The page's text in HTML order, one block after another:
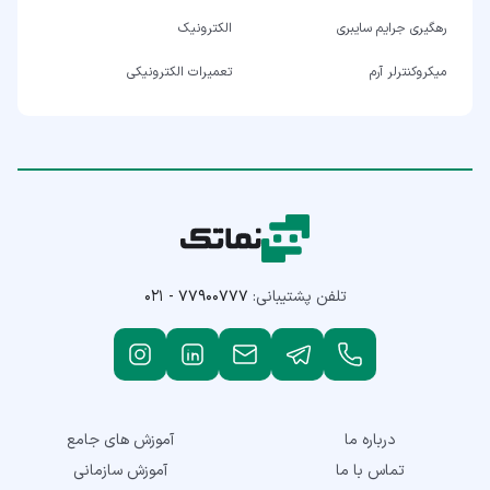
رهگیری جرایم سایبری الکترونیک
میکروکنترلر آرم تعمیرات الکترونیکی
تلفن پشتیبانی: ۰۲۱ - ۷۷۹۰۰۷۷۷
درباره ما
تماس با ما
آموزش های جامع
آموزش سازمانی